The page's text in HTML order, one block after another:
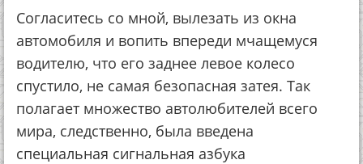
Согласитесь со мной, вылезать из окна
автомобиля и вопить впереди мчащемуся
водителю, что его заднее левое колесо
спустило, не самая безопасная затея. Так
полагает множество автолюбителей всего
мира, следственно, была введена
специальная сигнальная азбука